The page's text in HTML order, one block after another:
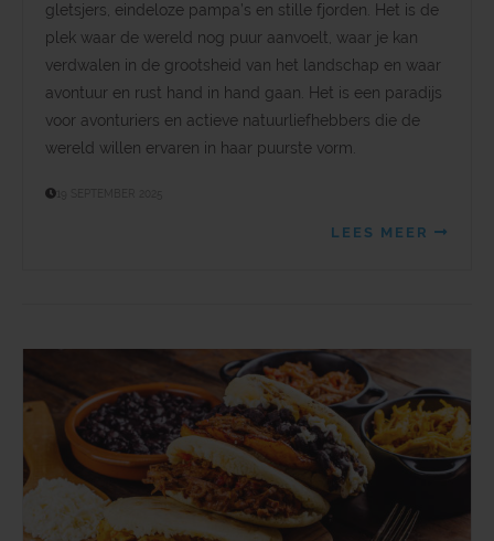
gletsjers, eindeloze pampa’s en stille fjorden. Het is de
plek waar de wereld nog puur aanvoelt, waar je kan
verdwalen in de grootsheid van het landschap en waar
avontuur en rust hand in hand gaan. Het is een paradijs
voor avonturiers en actieve natuurliefhebbers die de
wereld willen ervaren in haar puurste vorm.
LEES MEER